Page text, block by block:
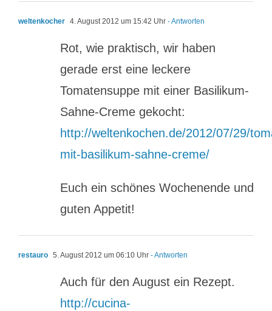
weltenkocher 4. August 2012 um 15:42 Uhr - Antworten
Rot, wie praktisch, wir haben
gerade erst eine leckere
Tomatensuppe mit einer Basilikum-
Sahne-Creme gekocht:
http://weltenkochen.de/2012/07/29/
mit-basilikum-sahne-creme/
Euch ein schönes Wochenende und
guten Appetit!
restauro 5. August 2012 um 06:10 Uhr - Antworten
Auch für den August ein Rezept.
http://cucina-